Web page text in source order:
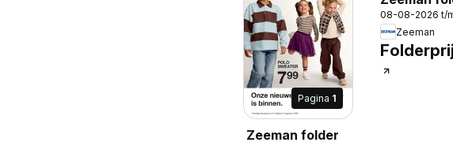
Pagina 1
Zeeman folder
08-08-2026 t/
Zeeman